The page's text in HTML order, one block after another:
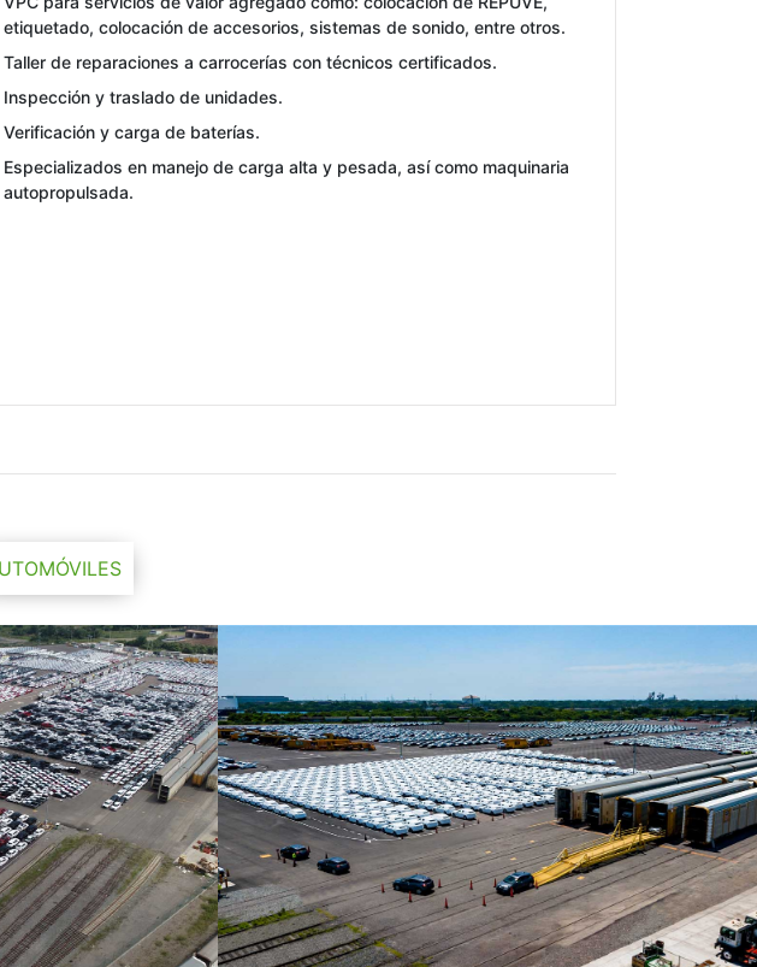
etiquetado, colocación de accesorios, sistemas de sonido, entre otros.
Taller de reparaciones a carrocerías con técnicos certificados.
Inspección y traslado de unidades.
Verificación y carga de baterías.
Especializados en manejo de carga alta y pesada, así como maquinaria
autopropulsada.